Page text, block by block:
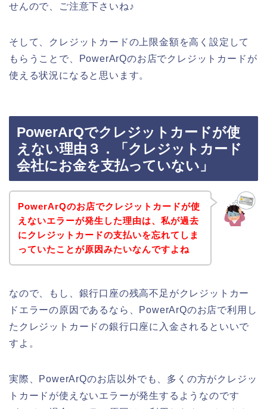
せんので、ご注意下さいね♪
そして、クレジットカードの上限金額を高く設定して
もらうことで、PowerArQのお店でクレジットカードが
使える状況になると思います。
PowerArQでクレジットカードが使
えない理由３．「クレジットカード
会社にお金を支払っていない」
PowerArQのお店でクレジットカードが使
えないエラーが発生した理由は、私が過去
にクレジットカードの支払いを忘れてしま
っていたことが原因みたいなんですよね
なので、もし、銀行口座の残高不足がクレジットカー
ドエラーの原因であるなら、PowerArQのお店で利用し
たクレジットカードの銀行口座に入金されるといいで
すよ。
実際、PowerArQのお店以外でも、多くの方がクレジッ
トカードが使えないエラーが発生するようなのです